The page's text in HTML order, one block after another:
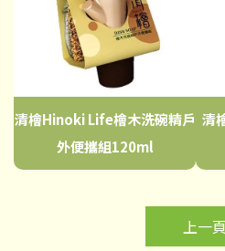
清檜Hinoki Life檜木洗碗精戶
外便攜組120ml
清
上一頁